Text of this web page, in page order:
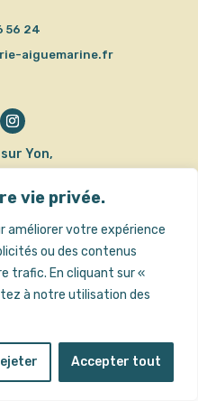
vie privée.
améliorer votre expérience
ou des contenus
trafic. En cliquant sur «
à notre utilisation des
Accepter tout
56 24
aiguemarine.fr
Yon,
Mentions légales